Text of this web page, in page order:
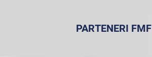
PARTENERI FMF